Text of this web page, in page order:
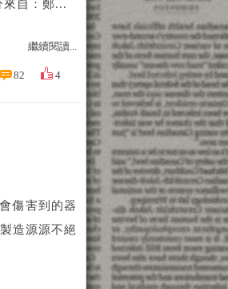
自：鄭...
繼續閱讀...
82 4
傷害到的器
造源源不絕